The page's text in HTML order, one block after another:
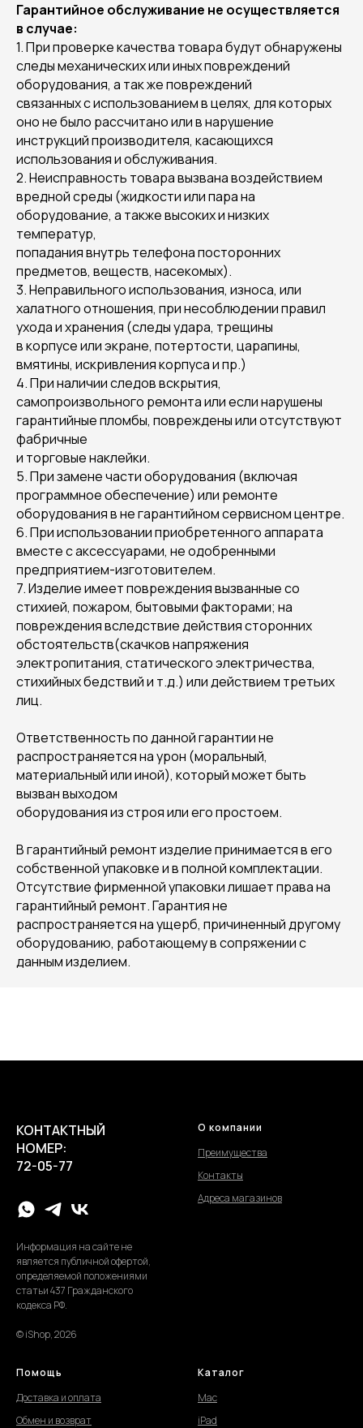
Гарантийное обслуживание не осуществляется
в случае:
1. При проверке качества товара будут обнаружены
следы механических или иных повреждений
оборудования, а так же повреждений
связанных с использованием в целях, для которых
оно не было рассчитано или в нарушение
инструкций производителя, касающихся
использования и обслуживания.
2. Неисправность товара вызвана воздействием
вредной среды (жидкости или пара на
оборудование, а также высоких и низких
температур,
попадания внутрь телефона посторонних
предметов, веществ, насекомых).
3. Неправильного использования, износа, или
халатного отношения, при несоблюдении правил
ухода и хранения (следы удара, трещины
в корпусе или экране, потертости, царапины,
вмятины, искривления корпуса и пр.)
4. При наличии следов вскрытия,
самопроизвольного ремонта или если нарушены
гарантийные пломбы, повреждены или отсутствуют
фабричные
и торговые наклейки.
5. При замене части оборудования (включая
программное обеспечение) или ремонте
оборудования в не гарантийном сервисном центре.
6. При использовании приобретенного аппарата
вместе с аксессуарами, не одобренными
предприятием-изготовителем.
7. Изделие имеет повреждения вызванные со
стихией, пожаром, бытовыми факторами; на
повреждения вследствие действия сторонних
обстоятельств(скачков напряжения
электропитания, статического электричества,
стихийных бедствий и т.д.) или действием третьих
лиц.
Ответственность по данной гарантии не
распространяется на урон (моральный,
материальный или иной), который может быть
вызван выходом
оборудования из строя или его простоем.
В гарантийный ремонт изделие принимается в его
собственной упаковке и в полной комплектации.
Отсутствие фирменной упаковки лишает права на
гарантийный ремонт. Гарантия не
распространяется на ущерб, причиненный другому
оборудованию, работающему в сопряжении с
данным изделием.
КОНТАКТНЫЙ
НОМЕР:
72-05-77
Информация на сайте не
является публичной офертой,
определяемой положениями
статьи 437 Гражданского
кодекса РФ.
© iShop, 2026
О компании
Преимущества
Контакты
Адреса магазинов
Помощь
Доставка и оплата
Обмен и возврат
Каталог
Mac
iPad